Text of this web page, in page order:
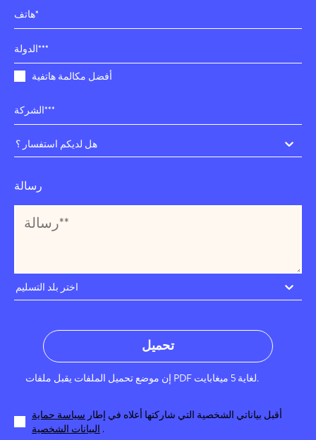
أفضل مكالمة هاتفية
هل لديكم استفسار ؟
رسالة
اختر بلد التسليم
تحميل
إن موضع تحميل الملفات يقبل ملفات PDF لغاية 5 ميغابايت.
أقبل بياناتي الشخصية التي شاركتها أعلاه في إطار سياسة حماية
البيانات الشخصية .